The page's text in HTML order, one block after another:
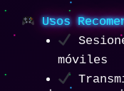
Usos
móviles